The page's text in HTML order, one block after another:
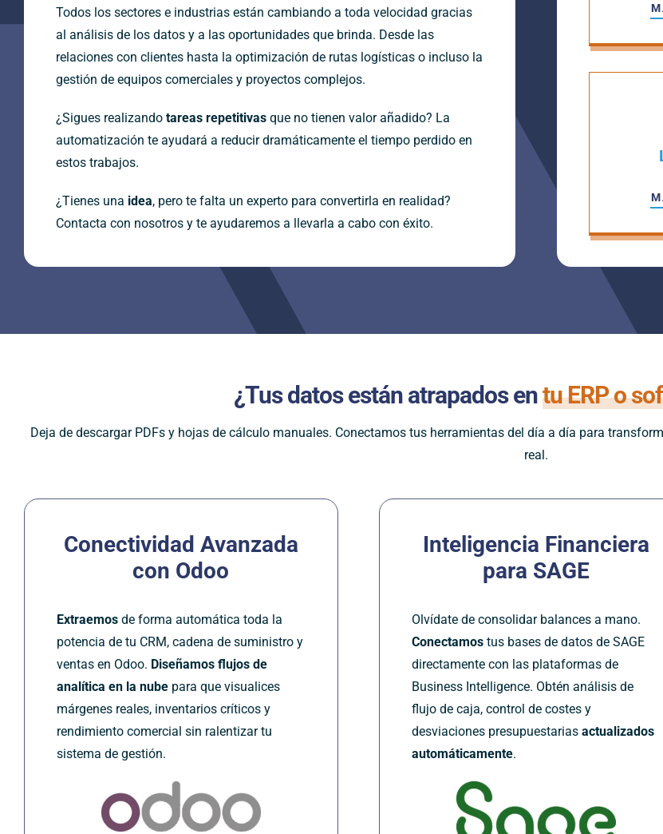
Todos los sectores e industrias están cambiando a toda velocidad gracias
al análisis de los datos y a las oportunidades que brinda. Desde las
relaciones con clientes hasta la optimización de rutas logísticas o incluso la
gestión de equipos comerciales y proyectos complejos.
¿Sigues realizando tareas repetitivasque no tienen valor añadido? La
automatización te ayudará a reducir dramáticamente el tiempo perdido en
estos trabajos.
¿Tienes una idea, pero te falta un experto para convertirla en realidad?
Contacta con nosotros y te ayudaremos a llevarla a cabo con éxito.
¿Tus datos están atrapados entu ERP o
Deja de descargar PDFs y hojas de cálculo manuales. Conectamos tus herramientas del día a día para
real.
Conectividad Avanzada
con Odoo
Extraemosde forma automática toda la
potencia de tu CRM, cadena de suministro y
ventas en Odoo. Diseñamos flujos de
analítica en la nubepara que visualices
márgenes reales, inventarios críticos y
rendimiento comercial sin ralentizar tu
sistema de gestión.
Inteligencia Financiera
para SAGE
Olvídate de consolidar balances a mano.
Conectamos tus bases de datos de SAGE
directamente con las plataformas de
Business Intelligence. Obtén análisis de
flujo de caja, control de costes y
desviaciones presupuestariasactualizados
automáticamente.